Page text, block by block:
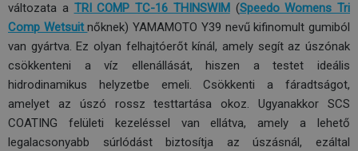
változata a TRI COMP TC-16 THINSWIM (Speedo Womens Tri
Comp Wetsuitnőknek) YAMAMOTO Y39 nevű kifinomult gumiból
van gyártva. Ez olyan felhajtóerőt kínál, amely segít az úszónak
csökkenteni a víz ellenállását, hiszen a testet ideális
hidrodinamikus helyzetbe emeli. Csökkenti a fáradtságot,
amelyet az úszó rossz testtartása okoz. Ugyanakkor SCS
COATING felületi kezeléssel van ellátva, amely a lehető
legalacsonyabb súrlódást biztosítja az úszásnál, ezáltal